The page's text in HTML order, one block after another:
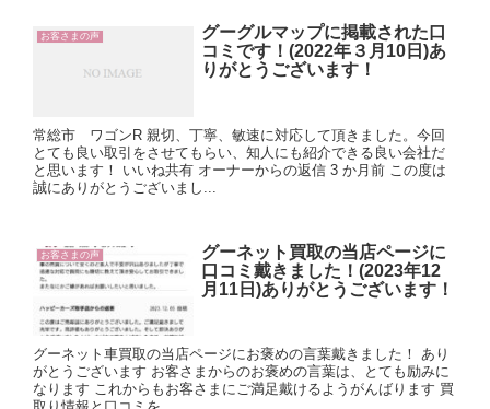
お客さまの声
グーグルマップに掲載された口
コミです！(2022年３月10日)あ
りがとうございます！
常総市 ワゴンR 親切、丁寧、敏速に対応して頂きました。今回
とても良い取引をさせてもらい、知人にも紹介できる良い会社だ
と思います！ いいね共有 オーナーからの返信 3 か月前 この度は
誠にありがとうございまし...
お客さまの声
グーネット買取の当店ページに
口コミ戴きました！(2023年12
月11日)ありがとうございます！
グーネット車買取の当店ページにお褒めの言葉戴きました！ あり
がとうございます お客さまからのお褒めの言葉は、とても励みに
なります これからもお客さまにご満足戴けるようがんばります 買